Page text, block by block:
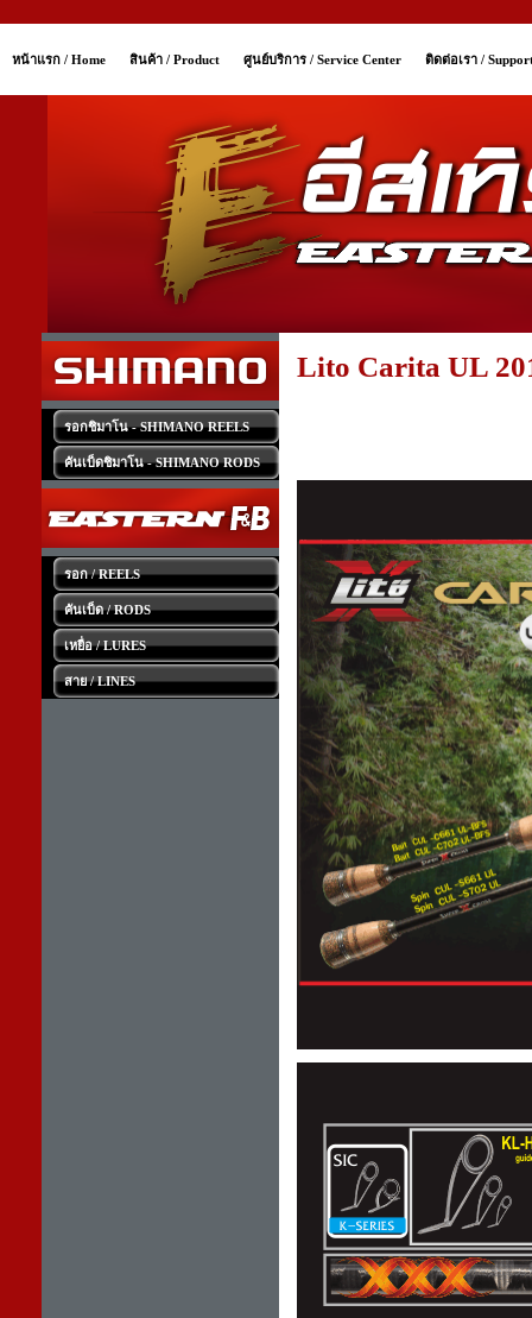
หน้าแรก / Home สินค้า / Product ศูนย์บริการ / Service Center ติดต่อเรา /
รอกชิมาโน - SHIMANO REELS
คันเบ็ดชิมาโน - SHIMANO RODS
รอก / REELS
คันเบ็ด / RODS
เหยื่อ / LURES
สาย / LINES
Lito Carita UL